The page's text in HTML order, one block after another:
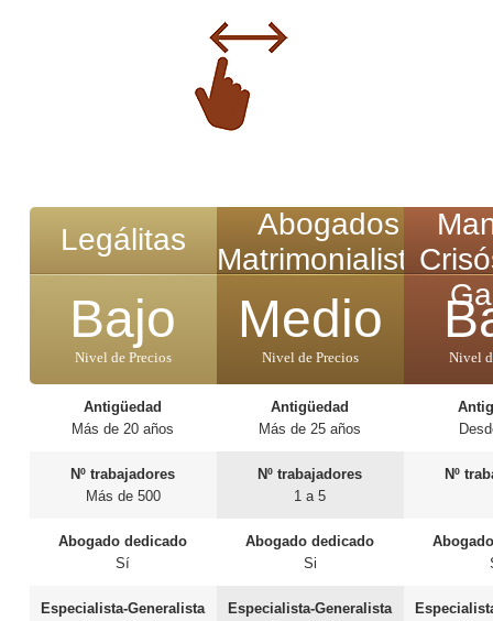
Legálitas
Bajo
Nivel de Precios
Antigüedad
Más de 20 años
Nº trabajadores
Más de 500
Abogado dedicado
Sí
Especialista-Generalista
Abogados
Matrimonialistas
Medio
Nivel de Precios
Antigüedad
Más de 25 años
Nº trabajadores
1 a 5
Abogado dedicado
Si
Especialista-Generalista
Nivel
Nº